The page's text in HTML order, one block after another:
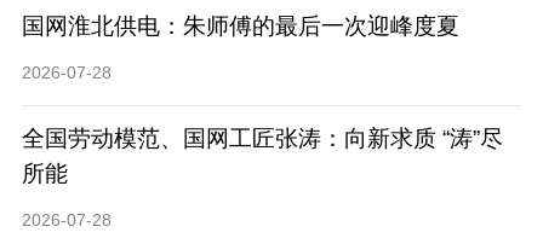
国网淮北供电：朱师傅的最后一次迎峰度夏
2026-07-28
全国劳动模范、国网工匠张涛：向新求质 “涛”尽
所能
2026-07-28